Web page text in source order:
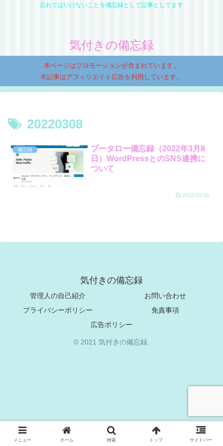
忘れてはいけないことを備忘録として記事としてます
気付きの備忘録
本ページはプロモーションが含まれています。
本記事はアフィリエイト広告を利用しています。
20220308
備忘録
プータロー備忘録（2022年3月8
日）WordPressとのSNS連携に
ついて
2022.03.08
気付きの備忘録
管理人の自己紹介
お問い合わせ
プライバシーポリシー
免責事項
広告ポリシー
© 2021 気付きの備忘録.
メニュー ホーム 検索 トップ サイドバー